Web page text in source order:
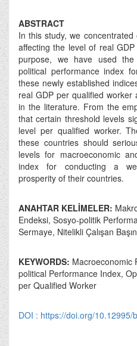
ABSTRACT
In this study, we
affecting the level of real
purpose, we have used the
political performance index
these newly established
real GDP per qualified
in the literature. From the
that certain threshold levels
level per qualified worker.
these countries should
levels for macroeconomic
index for conducting a
prosperity of their countries.
ANAHTAR KELİMELER:
Endeksi, Sosyo-politik
Sermaye, Nitelikli Çalışan
KEYWORDS: Macroeconomic
political Performance Index,
per Qualified Worker
DOI : https://doi.org/10.12995/